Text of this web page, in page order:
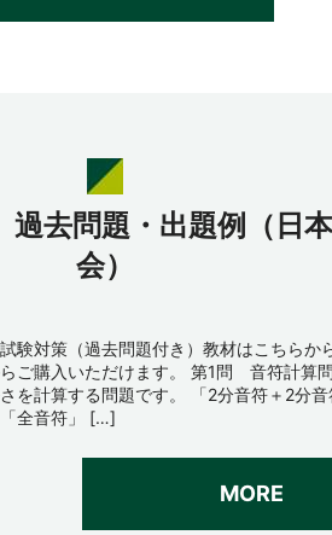
過去問題・出題例（日
会）
験対策（過去問題付き）教材はこちらか
ご購入いただけます。 第1問 音符計算
を計算する問題です。 「2分音符＋2分
全音符」 […]
MORE